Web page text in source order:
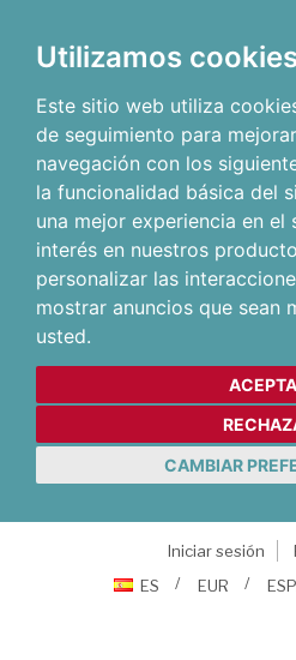
Utilizamos cookies
Este sitio web utiliza
de seguimiento para
navegación con los
la funcionalidad básica del
una mejor experiencia en el
interés en nuestros
personalizar las
mostrar anuncios que sean
usted.
CAMBIAR
Iniciar sesión
ES
EUR